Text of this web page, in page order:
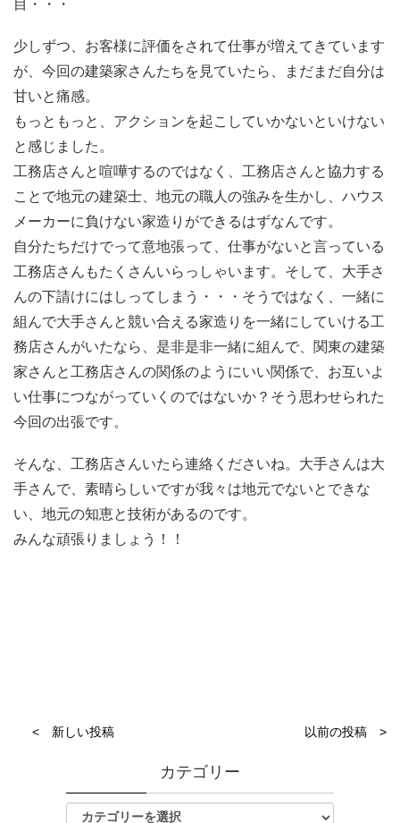
目・・・
少しずつ、お客様に評価をされて仕事が増えてきています
が、今回の建築家さんたちを見ていたら、まだまだ自分は
甘いと痛感。
もっともっと、アクションを起こしていかないといけない
と感じました。
工務店さんと喧嘩するのではなく、工務店さんと協力する
ことで地元の建築士、地元の職人の強みを生かし、ハウス
メーカーに負けない家造りができるはずなんです。
自分たちだけでって意地張って、仕事がないと言っている
工務店さんもたくさんいらっしゃいます。そして、大手さ
んの下請けにはしってしまう・・・そうではなく、一緒に
組んで大手さんと競い合える家造りを一緒にしていける工
務店さんがいたなら、是非是非一緒に組んで、関東の建築
家さんと工務店さんの関係のようにいい関係で、お互いよ
い仕事につながっていくのではないか？そう思わせられた
今回の出張です。
そんな、工務店さんいたら連絡くださいね。大手さんは大
手さんで、素晴らしいですが我々は地元でないとできな
い、地元の知恵と技術があるのです。
みんな頑張りましょう！！
< 新しい投稿 以前の投稿 >
カテゴリー